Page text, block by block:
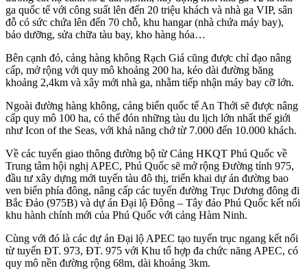
ga quốc tế với công suất lên đến 20 triệu khách và nhà ga VIP, sân
đỗ có sức chứa lên đến 70 chỗ, khu hangar (nhà chứa máy bay),
bảo dưỡng, sửa chữa tàu bay, kho hàng hóa…
Bên cạnh đó, cảng hàng không Rạch Giá cũng được chỉ đạo nâng
cấp, mở rộng với quy mô khoảng 200 ha, kéo dài đường băng
khoảng 2,4km và xây mới nhà ga, nhằm tiếp nhận máy bay cỡ lớn.
Ngoài đường hàng không, cảng biển quốc tế An Thới sẽ được nâng
cấp quy mô 100 ha, có thể đón những tàu du lịch lớn nhất thế giới
như Icon of the Seas, với khả năng chở từ 7.000 đến 10.000 khách.
Về các tuyến giao thông đường bộ từ Cảng HKQT Phú Quốc về
Trung tâm hội nghị APEC, Phú Quốc sẽ mở rộng Đường tỉnh 975,
đầu tư xây dựng mới tuyến tàu đô thị, triển khai dự án đường bao
ven biển phía đông, nâng cấp các tuyến đường Trục Dương đông đi
Bắc Đảo (975B) và dự án Đại lộ Đông – Tây đảo Phú Quốc kết nối
khu hành chính mới của Phú Quốc với cảng Hàm Ninh.
Cùng với đó là các dự án Đại lộ APEC tạo tuyến trục ngang kết nối
từ tuyến ĐT. 973, ĐT. 975 với Khu tổ hợp đa chức năng APEC, có
quy mô nền đường rộng 68m, dài khoảng 3km.